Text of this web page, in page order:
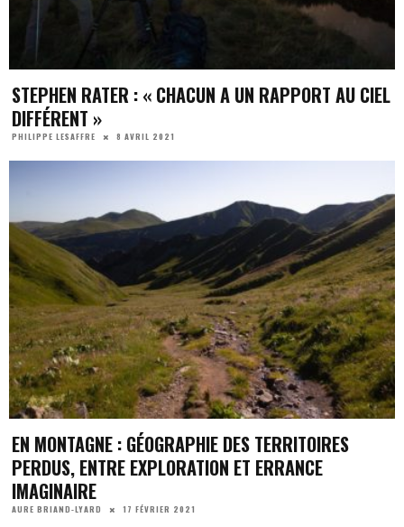
STEPHEN RATER : « CHACUN A UN RAPPORT AU CIEL
DIFFÉRENT »
PHILIPPE LESAFFRE 8 AVRIL 2021
EN MONTAGNE : GÉOGRAPHIE DES TERRITOIRES
PERDUS, ENTRE EXPLORATION ET ERRANCE
IMAGINAIRE
AURE BRIAND-LYARD 17 FÉVRIER 2021